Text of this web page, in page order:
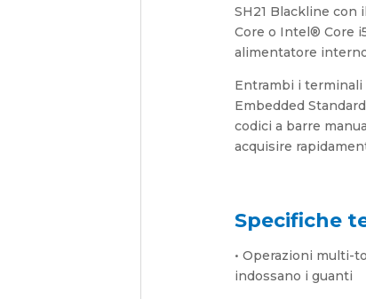
SH21 Blackline
Core o Intel® Core
alimentatore interno
Entrambi i
Embedded
codici a barre
acquisire
Specifiche
• Operazioni multi-
indossano i guanti